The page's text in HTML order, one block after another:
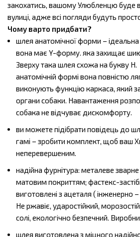
закохатись, вашому Улюбленцю буде
вулиці, адже всі погляди будуть
Чому варто придбати?
шлея анатомічної форми –
вона має Y-форму. яка захищає
Зверху така шлея схожа на букву H.
анатомічній формі вона повністю
виконують функцію каркаса, який
органи собаки. Навантаження
собака не відчуває дискомфорту.
ви можете підібрати повідець до
гамі – зробити комплект, щоб ваш
неперевершеним.
надійна фурнітура: металеве
матовим покриттям; фастекс-
виготовлені з ацеталя ( інженерно
Не ржавіє, ударостійкий,
солі, екологічно безпечний.
шлея виготовлена з міцного